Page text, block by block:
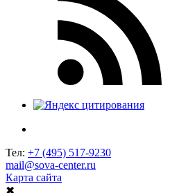
Тел: +7 (495) 517-9230
mail@sova-center.ru
Карта сайта